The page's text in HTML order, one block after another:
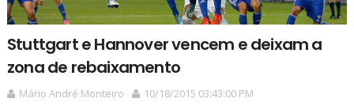
Stuttgart e Hannover vencem e deixam a
zona de rebaixamento
Mário André Monteiro
10/18/2015 03:43:00 PM